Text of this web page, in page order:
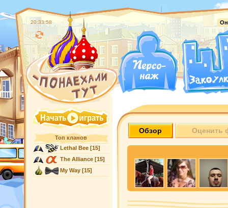
20:33:59
Топ кланов
Lethal Bee[15]
The Alliance[15]
My Way[15]
Обзор Оценить